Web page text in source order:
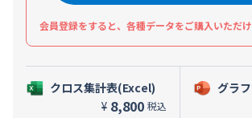
会員登録をすると、各種データをご購入いただけ
クロス集計表(Excel)
¥ 8,800 税込
グラ